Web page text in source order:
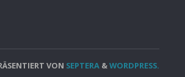
VON SEPTERA &WORDPRESS.